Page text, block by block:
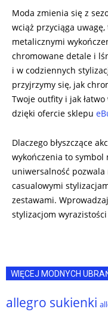
Moda zmienia się z
wciąż przyciąga
metalicznymi
chromowane detale i
i w codziennych
przyjrzymy się, jak
Twoje outfity i jak
dzięki ofercie sklepu
Dlaczego błyszczące
wykończenia to symbol
uniwersalność pozwala
casualowymi
zestawami.
stylizacjom
WIĘCEJ MODNYCH
allegro sukienki